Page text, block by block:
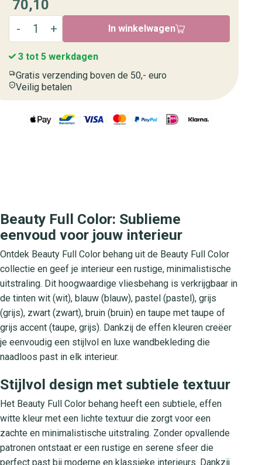
70,10
In winkelwagen
3 tot 5 werkdagen
Gratis verzending boven de 50,- euro
Veilig betalen
Beauty Full Color: Sublieme
eenvoud voor jouw interieur
Ontdek Beauty Full Color behang uit de Beauty Full Color
collectie en geef je interieur een rustige, minimalistische
uitstraling. Dit hoogwaardige vliesbehang is verkrijgbaar in
de tinten wit (wit), blauw (blauw), pastel (pastel), grijs
(grijs), zwart (zwart), bruin (bruin) en taupe met taupe of
grijs accent (taupe, grijs). Dankzij de effen kleuren creëer
je eenvoudig een stijlvol en luxe wandbekleding die
naadloos past in elk interieur.
Stijlvol design met subtiele textuur
Het Beauty Full Color behang heeft een subtiele, effen
witte kleur met een lichte textuur die zorgt voor een
zachte en minimalistische uitstraling. Zonder opvallende
patronen ontstaat er een rustige en serene sfeer die
perfect past bij moderne en klassieke interieurs. Dankzij